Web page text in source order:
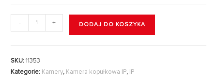
- + DODAJ DO KOSZYKA
SKU:11353
Kategorie: Kamery, Kamera kopułkowa IP, IP